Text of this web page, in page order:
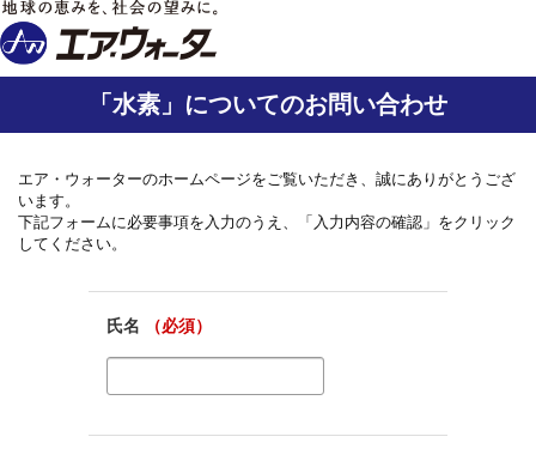
「水素」についてのお問い合わせ
エア・ウォーターのホームページをご覧いただき、誠にありがとうござ
います。
下記フォームに必要事項を入力のうえ、「入力内容の確認」をクリック
してください。
氏名 （必須）